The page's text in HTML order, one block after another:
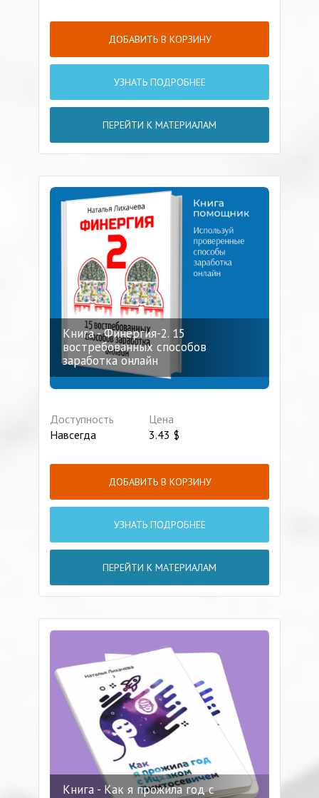
ДОБАВИТЬ В КОРЗИНУ
УЗНАТЬ ПОДРОБНЕЕ
ПЕРЕЙТИ К МАТЕРИАЛАМ
Книга - Финергия-2. 15
востребованных способов
заработка онлайн
Доступность
Навсегда
Цена
3.43 $
ДОБАВИТЬ В КОРЗИНУ
УЗНАТЬ ПОДРОБНЕЕ
ПЕРЕЙТИ К МАТЕРИАЛАМ
Книга - Как я прожила год с